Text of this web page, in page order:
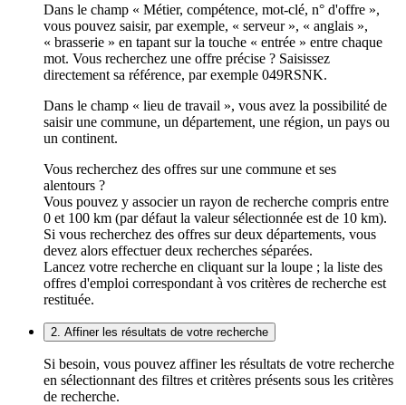
Dans le champ « Métier, compétence, mot-clé, n° d'offre »,
vous pouvez saisir, par exemple, « serveur », « anglais »,
« brasserie » en tapant sur la touche « entrée » entre chaque
mot. Vous recherchez une offre précise ? Saisissez
directement sa référence, par exemple 049RSNK.
Dans le champ « lieu de travail », vous avez la possibilité de
saisir une commune, un département, une région, un pays ou
un continent.
Vous recherchez des offres sur une commune et ses
alentours ?
Vous pouvez y associer un rayon de recherche compris entre
0 et 100 km (par défaut la valeur sélectionnée est de 10 km).
Si vous recherchez des offres sur deux départements, vous
devez alors effectuer deux recherches séparées.
Lancez votre recherche en cliquant sur la loupe ; la liste des
offres d'emploi correspondant à vos critères de recherche est
restituée.
2. Affiner les résultats de votre recherche
Si besoin, vous pouvez affiner les résultats de votre recherche
en sélectionnant des filtres et critères présents sous les critères
de recherche.